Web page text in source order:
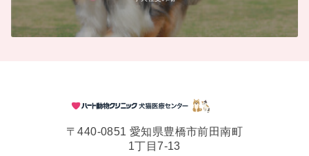
〒440-0851 愛知県豊橋市前田南町
1丁目7-13